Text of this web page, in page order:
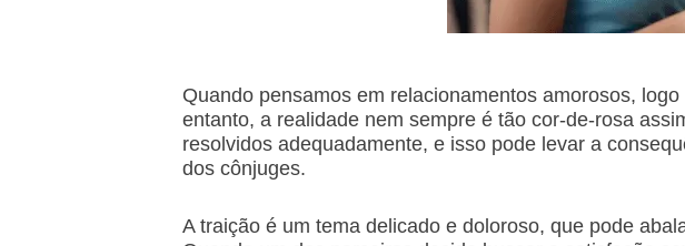
Quando pensamos em relacionamentos amorosos,
entanto, a realidade nem sempre é tão cor-de-rosa
resolvidos adequadamente, e isso pode levar a
dos cônjuges.
A traição é um tema delicado e doloroso, que pode